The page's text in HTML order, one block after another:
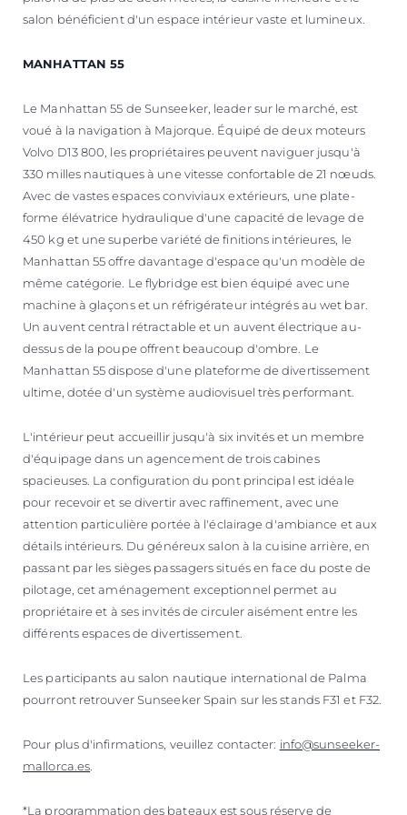
salon bénéficient d'un espace intérieur vaste et lumineux.
MANHATTAN 55
Le Manhattan 55 de Sunseeker, leader sur le marché, est
voué à la navigation à Majorque. Équipé de deux moteurs
Volvo D13 800, les propriétaires peuvent naviguer jusqu'à
330 milles nautiques à une vitesse confortable de 21 nœuds.
Avec de vastes espaces conviviaux extérieurs, une plate-
forme élévatrice hydraulique d'une capacité de levage de
450 kg et une superbe variété de finitions intérieures, le
Manhattan 55 offre davantage d'espace qu'un modèle de
même catégorie. Le flybridge est bien équipé avec une
machine à glaçons et un réfrigérateur intégrés au wet bar.
Un auvent central rétractable et un auvent électrique au-
dessus de la poupe offrent beaucoup d'ombre. Le
Manhattan 55 dispose d'une plateforme de divertissement
ultime, dotée d'un système audiovisuel très performant.
L'intérieur peut accueillir jusqu'à six invités et un membre
d'équipage dans un agencement de trois cabines
spacieuses. La configuration du pont principal est idéale
pour recevoir et se divertir avec raffinement, avec une
attention particulière portée à l'éclairage d'ambiance et aux
détails intérieurs. Du généreux salon à la cuisine arrière, en
passant par les sièges passagers situés en face du poste de
pilotage, cet aménagement exceptionnel permet au
propriétaire et à ses invités de circuler aisément entre les
différents espaces de divertissement.
Les participants au salon nautique international de Palma
pourront retrouver Sunseeker Spain sur les stands F31 et F32.
Pour plus d'infirmations, veuillez contacter: info@sunseeker-
mallorca.es.
*La programmation des bateaux est sous réserve de